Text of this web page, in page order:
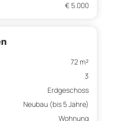
€ 5.000
72 m²
3
Erdgeschoss
Neubau (bis 5 Jahre)
Wohnung